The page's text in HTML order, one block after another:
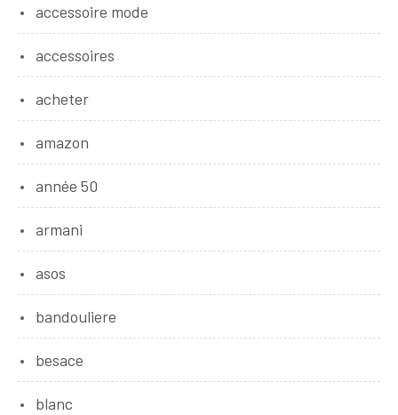
accessoire mode
accessoires
acheter
amazon
année 50
armani
asos
bandouliere
besace
blanc